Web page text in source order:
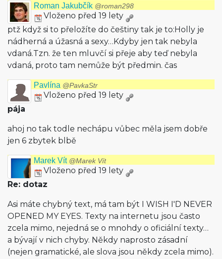
Roman Jakubčík @roman298
Vloženo před 19 lety
ptž když si to přeložíte do češtiny tak je to:Holly je
nádherná a úžasná a sexy…Kdyby jen tak nebyla
vdaná.Tzn. že ten mluvčí si přeje aby teď nebyla
vdaná, proto tam nemůže být předmin. čas
Pavlína @PavkaStr
Vloženo před 19 lety
pája
ahoj no tak todle nechápu vůbec měla jsem dobře
jen 6 zbytek blbě
Marek Vít @Marek Vít
Vloženo před 19 lety
Re: dotaz
Asi máte chybný text, má tam být I WISH I'D NEVER
OPENED MY EYES. Texty na internetu jsou často
zcela mimo, nejedná se o mnohdy o oficiální texty…
a bývají v nich chyby. Někdy naprosto zásadní
(nejen gramatické, ale slova jsou někdy zcela mimo).